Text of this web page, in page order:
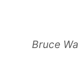
Bruce